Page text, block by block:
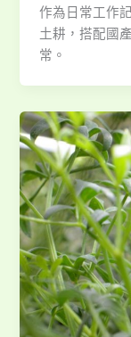
作為日常工作
土耕，搭配國
常。